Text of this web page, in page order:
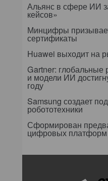
Альянс в сфере ИИ
кейсов»
Минцифры
сертификаты
Huawei выходит на
Gartner:
и модели ИИ
году
Samsung создает
робототехники
Сформирован
цифровых платформ